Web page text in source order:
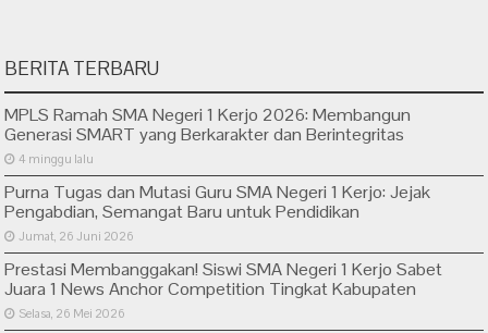
BERITA TERBARU
MPLS Ramah SMA Negeri 1 Kerjo 2026: Membangun
Generasi SMART yang Berkarakter dan Berintegritas
4 minggu lalu
Purna Tugas dan Mutasi Guru SMA Negeri 1 Kerjo: Jejak
Pengabdian, Semangat Baru untuk Pendidikan
Jumat, 26 Juni 2026
Prestasi Membanggakan! Siswi SMA Negeri 1 Kerjo Sabet
Juara 1 News Anchor Competition Tingkat Kabupaten
Selasa, 26 Mei 2026